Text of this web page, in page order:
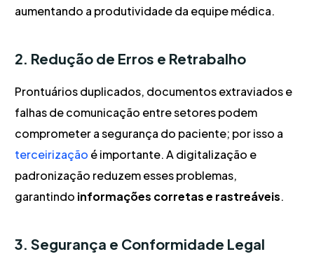
aumentando a produtividade da equipe médica.
2. Redução de Erros e Retrabalho
Prontuários duplicados, documentos extraviados e
falhas de comunicação entre setores podem
comprometer a segurança do paciente; por isso a
terceirização é importante. A digitalização e
padronização reduzem esses problemas,
garantindo informações corretas e rastreáveis.
3. Segurança e Conformidade Legal